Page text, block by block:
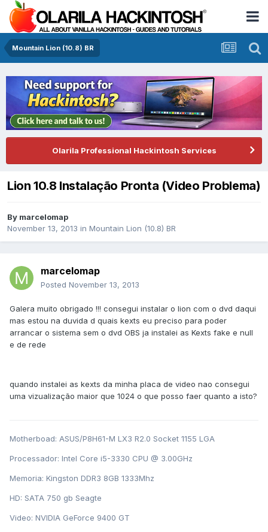
Mountain Lion (10.8) BR
Olarila Professional Hackintosh Services
Lion 10.8 Instalação Pronta (Video Problema)
By marcelomap
November 13, 2013 in Mountain Lion (10.8) BR
marcelomap
Posted November 13, 2013
Galera muito obrigado !!! consegui instalar o lion com o dvd daqui
mas estou na duvida d quais kexts eu preciso para poder
arrancar o sistema sem o dvd OBS ja instalei as Kexts fake e null
e de rede
quando instalei as kexts da minha placa de video nao consegui
uma vizualização maior que 1024 o que posso faer quanto a isto?
Motherboad: ASUS/P8H61-M LX3 R2.0 Socket 1155 LGA
Processador: Intel Core i5-3330 CPU @ 3.00GHz
Memoria: Kingston DDR3 8GB 1333Mhz
HD: SATA 750 gb Seagte
Video: NVIDIA GeForce 9400 GT